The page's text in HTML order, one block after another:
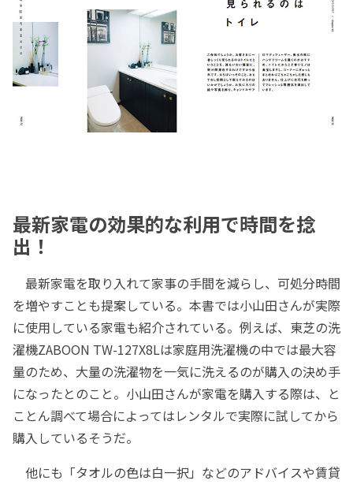
最新家電の効果的な利用で時間を捻
出！
最新家電を取り入れて家事の手間を減らし、可処分時間
を増やすことも提案している。本書では小山田さんが実際
に使用している家電も紹介されている。例えば、東芝の洗
濯機ZABOON TW-127X8Lは家庭用洗濯機の中では最大容
量のため、大量の洗濯物を一気に洗えるのが購入の決め手
になったとのこと。小山田さんが家電を購入する際は、と
ことん調べて場合によってはレンタルで実際に試してから
購入しているそうだ。
他にも「タオルの色は白一択」などのアドバイスや賃貸